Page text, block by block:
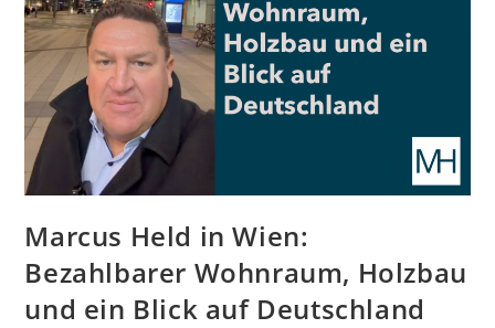
Marcus Held in Wien:
Bezahlbarer Wohnraum, Holzbau
und ein Blick auf Deutschland